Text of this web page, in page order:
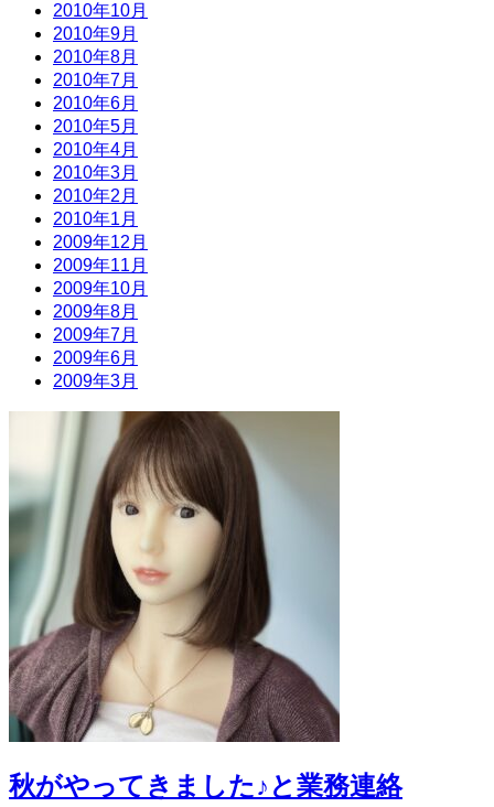
2010年10月
2010年9月
2010年8月
2010年7月
2010年6月
2010年5月
2010年4月
2010年3月
2010年2月
2010年1月
2009年12月
2009年11月
2009年10月
2009年8月
2009年7月
2009年6月
2009年3月
秋がやってきました♪と業務連絡